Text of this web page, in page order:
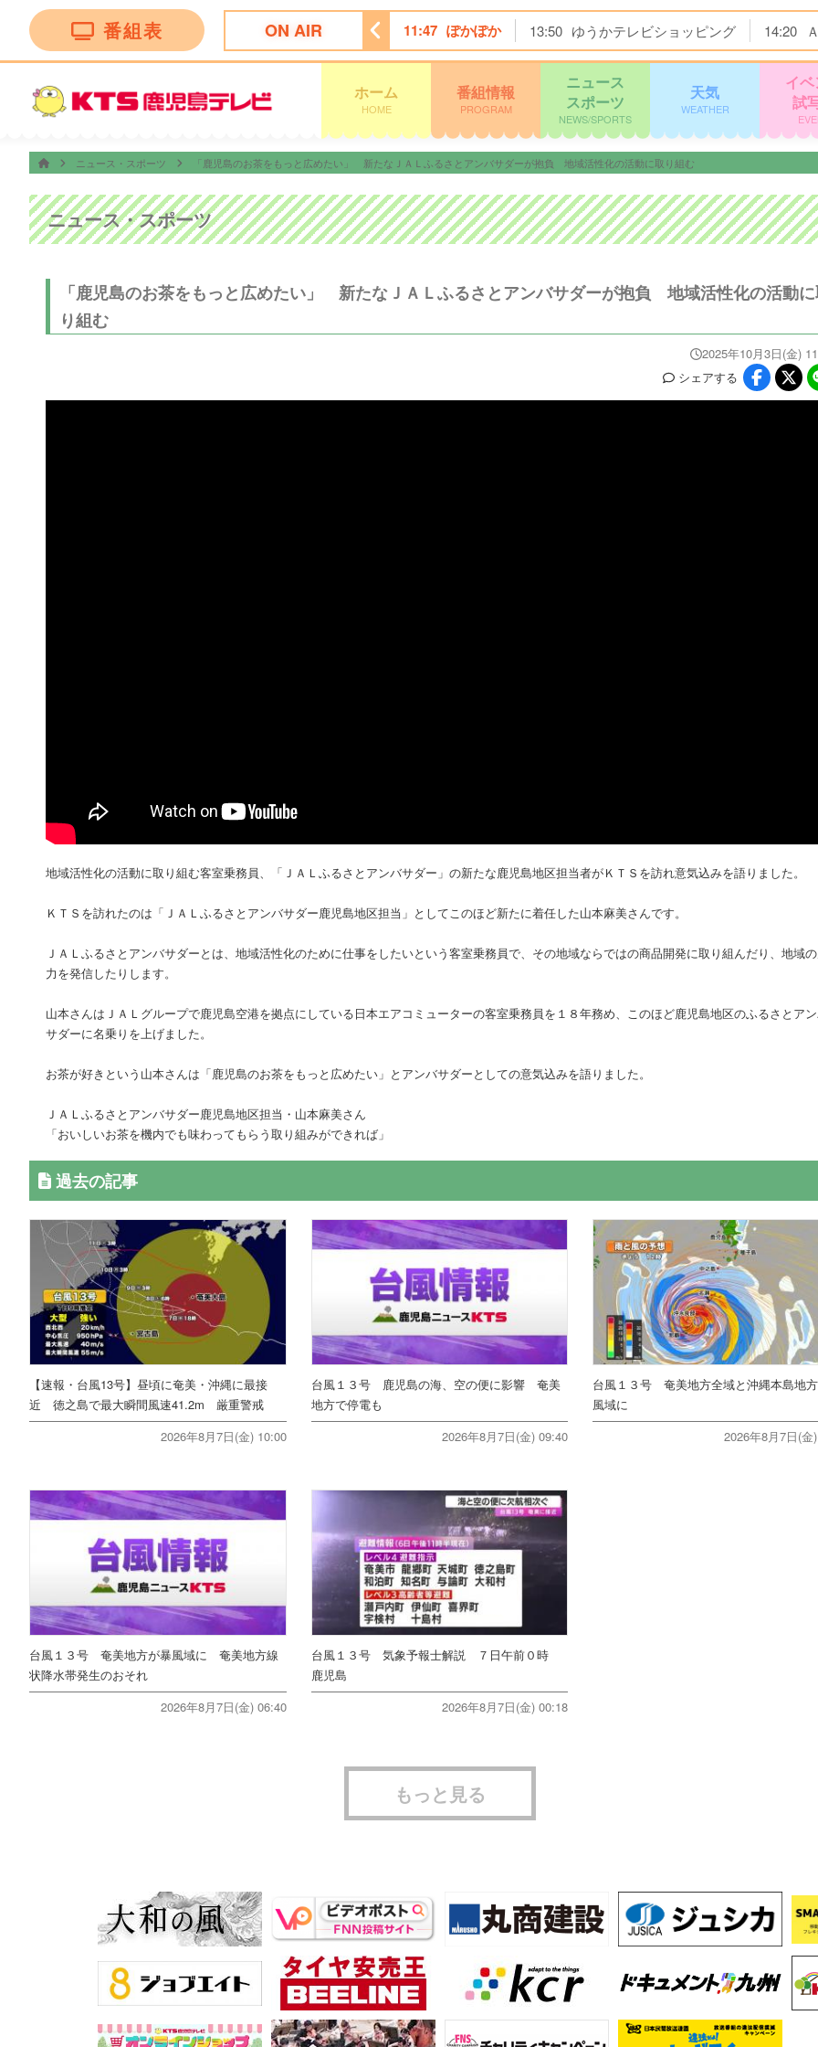
番組表 ON AIR
ごしま 11:30 ＦＮＮ Ｌｉｖｅ Ｎｅｗｓ ｄａｙｓ 11:47 ぽかぽか 13:50 ゆうかテレビショッピング 14:20
ホーム
HOME
番組情報
PROGRAM
ニュース
スポーツ
NEWS/SPORTS
天気
WEATHER
イ
試
ニュース・スポーツ 「鹿児島のお茶をもっと広めたい」 新たなＪＡＬふるさとアンバサダーが抱負 地域活性化の活動に取り組む
ニュース・スポーツ
「鹿児島のお茶をもっと広めたい」 新たなＪＡＬふるさとアンバサダーが抱負 地域活性化の活動
り組む
2025年10月3日(金)
シェアする
地域活性化の活動に取り組む客室乗務員、「ＪＡＬふるさとアンバサダー」の新たな鹿児島地区担当者がＫＴＳを訪れ意気込みを語りました。
ＫＴＳを訪れたのは「ＪＡＬふるさとアンバサダー鹿児島地区担当」としてこのほど新たに着任した山本麻美さんです。
ＪＡＬふるさとアンバサダーとは、地域活性化のために仕事をしたいという客室乗務員で、その地域ならではの商品開発に取り組んだり、地域
力を発信したりします。
山本さんはＪＡＬグループで鹿児島空港を拠点にしている日本エアコミューターの客室乗務員を１８年務め、このほど鹿児島地区のふるさとア
サダーに名乗りを上げました。
お茶が好きという山本さんは「鹿児島のお茶をもっと広めたい」とアンバサダーとしての意気込みを語りました。
ＪＡＬふるさとアンバサダー鹿児島地区担当・山本麻美さん
「おいしいお茶を機内でも味わってもらう取り組みができれば」
過去の記事
【速報・台風13号】昼頃に奄美・沖縄に最接
近 徳之島で最大瞬間風速41.2m 厳重警戒
2026年8月7日(金) 10:00
台風１３号 鹿児島の海、空の便に影響 奄美
地方で停電も
2026年8月7日(金) 09:40
台風１３号 奄美地方全域と沖縄本島地
風域に
2026年8月7日(金
台風１３号 奄美地方が暴風域に 奄美地方線
状降水帯発生のおそれ
2026年8月7日(金) 06:40
台風１３号 気象予報士解説 ７日午前０時
鹿児島
2026年8月7日(金) 00:18
もっと見る